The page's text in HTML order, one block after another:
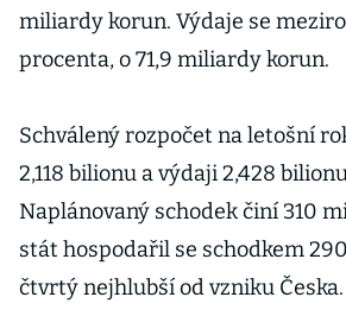
miliardy korun. Výdaje se
procenta, o 71,9 miliardy korun.
Schválený rozpočet na letošní
2,118 bilionu a výdaji 2,428
Naplánovaný schodek činí 310
stát hospodařil se schodkem
čtvrtý nejhlubší od vzniku Česka.